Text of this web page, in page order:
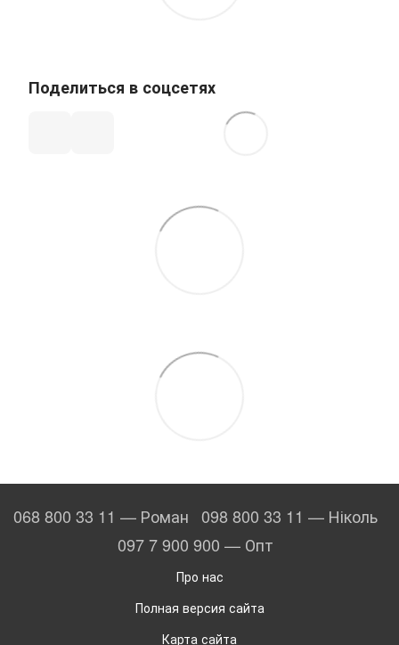
Поделиться в соцсетях
068 800 33 11 — Роман 098 800 33 11 — Ніколь
097 7 900 900 — Опт
Про нас
Полная версия сайта
Карта сайта